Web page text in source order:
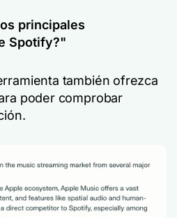
principales
Spotify?"
también ofrezca
poder comprobar